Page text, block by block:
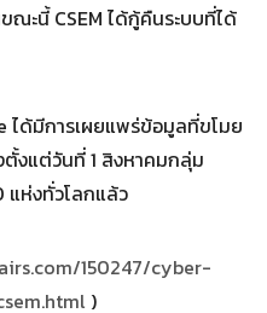
ณะนี้ CSEM ได้กู้คืนระบบที่ได้
ได้มีการเผยแพร่ข้อมูลที่ขโมย
งแต่วันที่ 1 สิงหาคมกลุ่ม
แห่งทั่วโลกแล้ว
150247/cyber-
)